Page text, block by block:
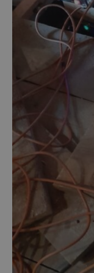
SM
MUID